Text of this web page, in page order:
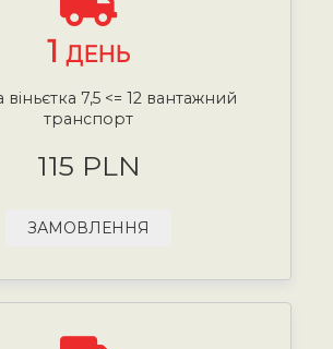
1 ДЕНЬ
віньєтка 7,5 <= 12 вантажний
транспорт
115 PLN
ЗАМОВЛЕННЯ